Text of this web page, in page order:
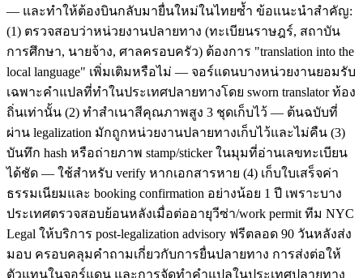
— และทำให้ต้องบินกลับมายื่นใหม่ในไทยซ้ำ ข้อแนะนำสำคัญ:
(1) ตรวจสอบว่าหน่วยงานปลายทาง (ทะเบียนราษฎร์, สถาบัน
การศึกษา, นายจ้าง, ศาลครอบครัว) ต้องการ "translation into the
local language" เพิ่มเติมหรือไม่ — จอร์แดนบางหน่วยงานยอมรับ
เฉพาะคำแปลที่ทำในประเทศปลายทางโดย sworn translator ท้อง
ถิ่นเท่านั้น (2) ทำสำเนาสีคุณภาพสูง 3 ชุดเก็บไว้ — ต้นฉบับที่
ผ่าน legalization มักถูกหน่วยงานปลายทางเก็บไว้และไม่คืน (3)
บันทึก hash หรือถ่ายภาพ stamp/sticker ในมุมที่อ่านเลขทะเบียน
ได้ชัด — ใช้สำหรับ verify หากเอกสารหาย (4) เก็บใบเสร็จค่า
ธรรมเนียมและ booking confirmation อย่างน้อย 1 ปี เพราะบาง
ประเทศตรวจสอบย้อนหลังเมื่อต่ออายุวีซ่า/work permit ทีม NYC
Legal ให้บริการ post-legalization advisory ฟรีตลอด 90 วันหลังส่ง
มอบ ครอบคลุมคำถามเกี่ยวกับการยื่นปลายทาง การส่งต่อให้
ตัวแทนในจอร์แดน และการจัดทำคำแปลในประเทศปลายทาง